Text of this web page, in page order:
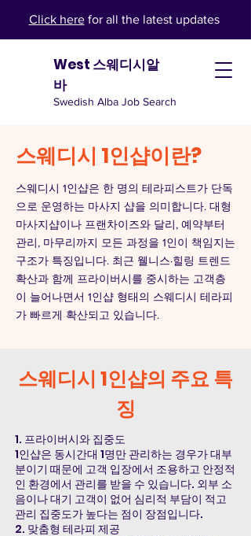
Click herefor all the latest updates
West 스웨디시알
바
Swedish Alba Job Search
스웨디시 1인샵이란?
스웨디시 1인샵은 한 명의 테라피스트가 단독
으로 운영하는 마사지 샵을 의미합니다. 대형
마사지샵이나 프랜차이즈와 달리, 예약부터
관리, 마무리까지 모든 과정을 1인이 책임지는
구조가 특징입니다. 최근 웰니스·힐링 트렌드
확산과 함께 프라이버시를 중시하는 고객층
이 늘어나면서 1인샵 형태의 스웨디시 테라피
가 빠르게 확산되고 있습니다.
스웨디시 1인샵의 주요 특
징
1. 프라이버시와 집중도
1인샵은 동시간대 1명만 관리하는 경우가 대부
분이기 때문에 고객 입장에서 조용하고 안정적
인 환경에서 관리를 받을 수 있습니다. 외부 소
음이나 대기 고객이 없어 심리적 부담이 적고
관리 집중도가 높다는 점이 장점입니다.
2. 맞춤형 테라피 제공